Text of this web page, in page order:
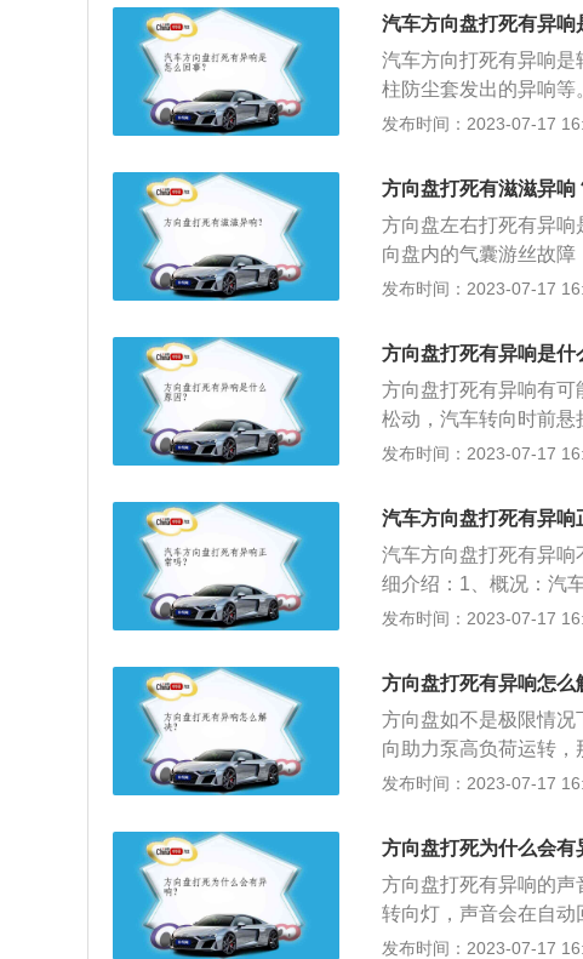
才能保证车身转弯的平
足，在轮胎抓地力不
外，由于某些车型在
毂减震，造成了阿克曼
车轮胎跑热了就会消除
油膜不能满足正常的工
件之间的摩擦加剧，
的情况。解决办法：
汽车方向盘打死有异响
汽车方向打死有异响是
柱防尘套发出的异响等
的同时打开转向灯，那
果还响就更换气囊游
生摩擦的声音，这种
发布时间：2023-07-17
方向盘打死有滋滋异响
方向盘左右打死有异
向盘内的气囊游丝故
的摩擦：方向盘由各种
安装的脚垫太大，与
把脚垫的位置调整一
囊游丝断裂或者气囊
换防尘套或者重新打黄
发布时间：2023-07-17
方向盘打死有异响是什
方向盘打死有异响有
松动，汽车转向时前
应力增加导致球头松动
的平面轴承坏掉，平面
作原理是汽车转向时
来完成转动。出现这
能转动。方向盘转动到
头松动，汽车转向时前
状态下打方向时转向系
个应力导致松动部位发
发布时间：2023-07-17
汽车方向盘打死有异响
汽车方向盘打死有异
细介绍：1、概况：汽
过技术手段排查，找出
用修理或更换汽车任
和完全（或接近完全
个别零件的方法，保
发布时间：2023-07-17
方向盘打死有异响怎么
方向盘如不是极限情
向助力泵高负荷运转
有异响的原因：1.车外
盖听听声音是不是减
要在平面轴承涂点黄
响声，那么只需找到来
或者是去修理店修理。
发布时间：2023-07-17
方向盘打死为什么会有
方向盘打死有异响的
转向灯，声音会在自
防尘套发出的异响：在
发布时间：2023-07-17